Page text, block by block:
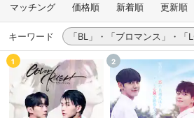
マッチング 価格順 新着順 更新順
キーワード 「BL」・「ブロマンス」・
1 2